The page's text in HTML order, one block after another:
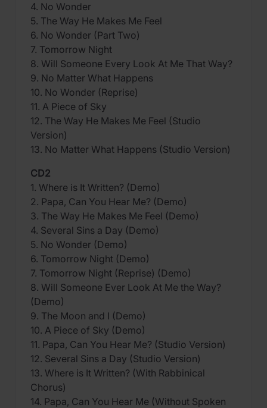
4. No Wonder
5. The Way He Makes Me Feel
6. No Wonder (Part Two)
7. Tomorrow Night
8. Will Someone Every Look At Me That Way?
9. No Matter What Happens
10. No Wonder (Reprise)
11. A Piece of Sky
12. The Way He Makes Me Feel (Studio
Version)
13. No Matter What Happens (Studio Version)
CD2
1. Where is It Written? (Demo)
2. Papa, Can You Hear Me? (Demo)
3. The Way He Makes Me Feel (Demo)
4. Several Sins a Day (Demo)
5. No Wonder (Demo)
6. Tomorrow Night (Demo)
7. Tomorrow Night (Reprise) (Demo)
8. Will Someone Ever Look At Me the Way?
(Demo)
9. The Moon and I (Demo)
10. A Piece of Sky (Demo)
11. Papa, Can You Hear Me? (Studio Version)
12. Several Sins a Day (Studio Version)
13. Where is It Written? (With Rabbinical
Chorus)
14. Papa, Can You Hear Me (Without Spoken